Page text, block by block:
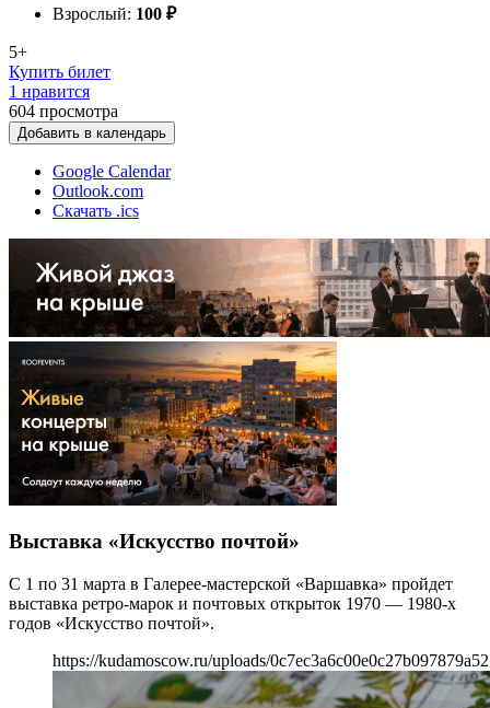
Взрослый: 100 ₽
5+
Купить билет
1 нравится
604 просмотра
Добавить в календарь
Google Calendar
Outlook.com
Скачать .ics
Выставка «Искусство почтой»
С 1 по 31 марта в Галерее-мастерской «Варшавка» пройдет
выставка ретро-марок и почтовых открыток 1970 — 1980-х
годов «Искусство почтой».
https://kudamoscow.ru/uploads/